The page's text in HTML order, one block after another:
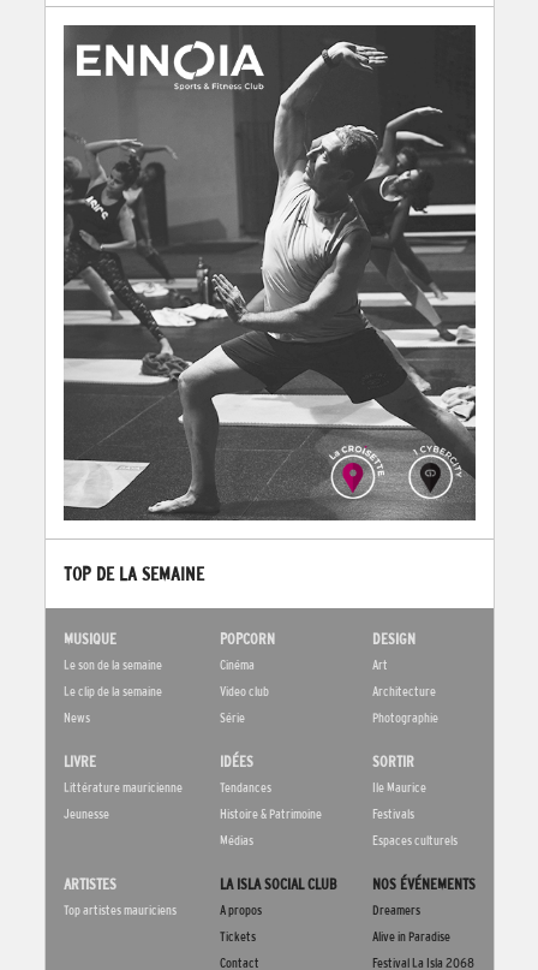
TOP DE LA SEMAINE
MUSIQUE
Le son de la semaine
Le clip de la semaine
News
POPCORN
Cinéma
Video club
Série
DESIGN
Art
Architecture
Photographie
LIVRE
Littérature mauricienne
Jeunesse
IDÉES
Tendances
Histoire & Patrimoine
Médias
SORTIR
Ile Maurice
Festivals
Espaces culturels
ARTISTES
Top artistes mauriciens
LA ISLA SOCIAL CLUB
A propos
Tickets
Contact
NOS ÉVÉNEMENTS
Dreamers
Alive in Paradise
Festival La Isla 2068